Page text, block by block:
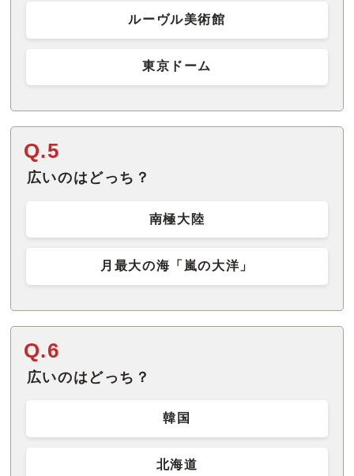
ルーヴル美術館
東京ドーム
Q.5
広いのはどっち？
南極大陸
月最大の海「嵐の大洋」
Q.6
広いのはどっち？
韓国
北海道